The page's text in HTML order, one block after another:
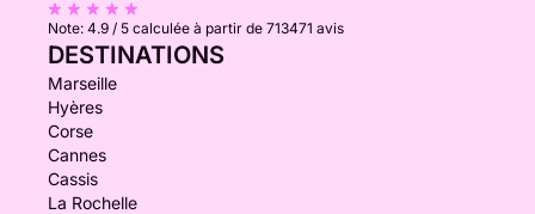
Note: 4.9 / 5 calculée à partir de 713471 avis
DESTINATIONS
Marseille
Hyères
Corse
Cannes
Cassis
La Rochelle